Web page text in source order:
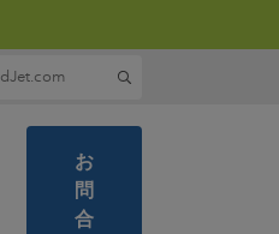
お
問
合